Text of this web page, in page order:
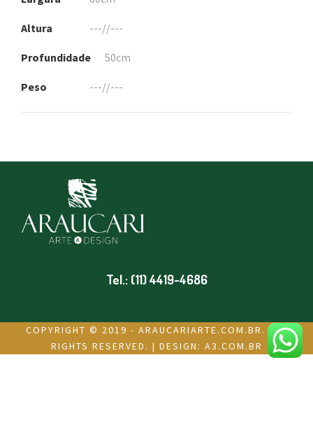
Altura ---//---
Profundidade 50cm
Peso ---//---
Tel.: (11) 4419-4686
COPYRIGHT © 2019 - ARAUCARIARTE.COM.BR. ALL
RIGHTS RESERVED. | DESIGN: A3.COM.BR